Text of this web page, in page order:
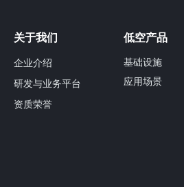
企业介绍
研发与业务平台
资质荣誉
关于我们 低空产品
基础设施
应用场景